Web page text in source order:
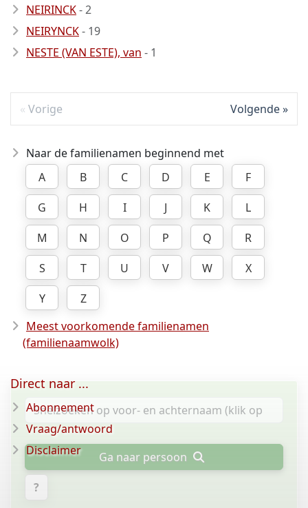
NEIRINCK- 2
NEIRYNCK- 19
NESTE (VAN ESTE), van - 1
Vorige Volgende
Naar de familienamen beginnend met
A
B C D E
F
G
H I J K
L
M
N O P Q
R
S
T U V W
X
Y
Z
Meest voorkomende familienamen
(familienaamwolk)
Ga naar persoon
?
Direct naar ...
Abonnement
Vraag/antwoord
Disclaimer